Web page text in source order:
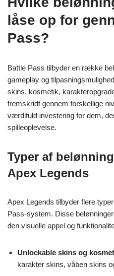
låse op for
Pass?
Battle Pass tilbyder en række
gameplay og
skins, kosmetik,
fremskridt gennem forskellige
værdifuld investering for dem,
spilleoplevelse.
Typer af
Apex Legends
Apex Legends tilbyder flere
Pass-system. Disse
den visuelle appel og
Unlockable skins og
karakter skins, våben skins